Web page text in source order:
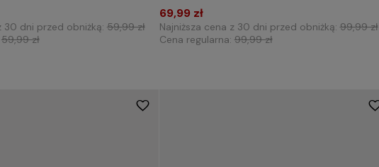
30 dni przed obniżką: 59,99 zł
59,99 zł
69,99 zł
Najniższa cena z 30 dni przed obniżką:99,99 zł
Cena regularna:99,99 zł